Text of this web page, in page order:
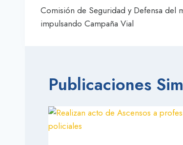
de
entradas
Comisión de Seguridad y Defensa del
impulsando Campaña Vial
Publicaciones